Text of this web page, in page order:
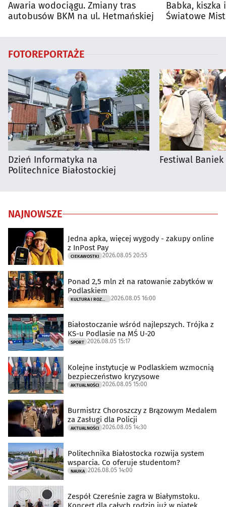
Awaria wodociągu. Zmiany tras
autobusów BKM na ul. Hetmańskiej
Babka, kiszka
Światowe
FOTOREPORTAŻE
Dzień Informatyka na
Politechnice Białostockiej
Festiwal
NAJNOWSZE
Jedna apka, więcej wygody - zakupy online
z InPost Pay
CIEKAWOSTKI 2026.08.05 20:55
Ponad 2,5 mln zł na ratowanie zabytków w
Podlaskiem
2026.08.05 16:00
Białostoczanie wśród najlepszych. Trójka z
KS-u Podlasie na MŚ U-20
SPORT 2026.08.05 15:17
Kolejne instytucje w Podlaskiem wzmocnią
bezpieczeństwo kryzysowe
AKTUALNOŚCI 2026.08.05 15:00
Burmistrz Choroszczy z Brązowym Medalem
za Zasługi dla Policji
AKTUALNOŚCI 2026.08.05 14:30
Politechnika Białostocka rozwija system
wsparcia. Co oferuje studentom?
NAUKA 2026.08.05 14:00
Zespół Czereśnie zagra w Białymstoku.